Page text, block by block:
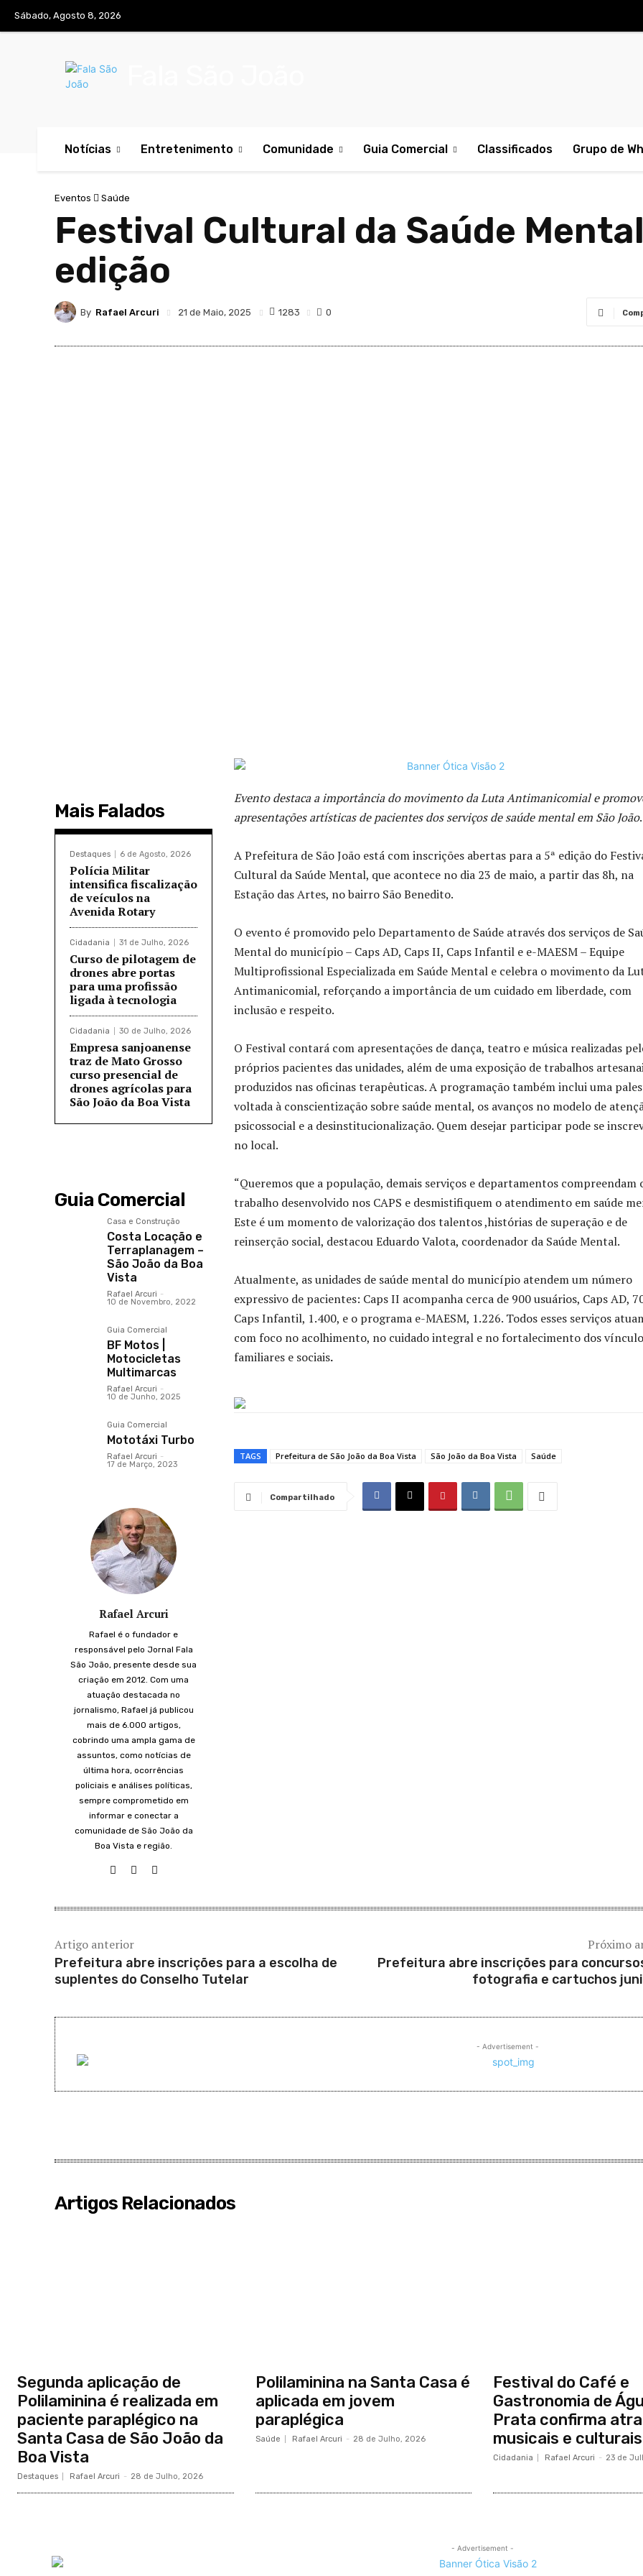
Sábado, Agosto 8, 2026
Notícias Entretenimento Comunidade Guia Comercial Classificados Grupo de
Eventos Saúde
Festival Cultural da Saúde
edição
By Rafael Arcuri 21 de Maio, 2025 1283 0
Mais Falados
Destaques 6 de Agosto, 2026
Polícia Militar
intensifica fiscalização
de veículos na
Avenida Rotary
Cidadania 31 de Julho, 2026
Curso de pilotagem de
drones abre portas
para uma profissão
ligada à tecnologia
Cidadania 30 de Julho, 2026
Empresa sanjoanense
traz de Mato Grosso
curso presencial de
drones agrícolas para
São João da Boa Vista
Guia Comercial
Casa e Construção
Costa Locação e
Terraplanagem –
São João da Boa
Vista
Rafael Arcuri -
10 de Novembro, 2022
Guia Comercial
BF Motos |
Motocicletas
Multimarcas
Rafael Arcuri -
10 de Junho, 2025
Guia Comercial
Mototáxi Turbo
Rafael Arcuri -
17 de Março, 2023
Rafael Arcuri
Rafael é o fundador e
responsável pelo Jornal Fala
São João, presente desde sua
criação em 2012. Com uma
atuação destacada no
jornalismo, Rafael já publicou
mais de 6.000 artigos,
cobrindo uma ampla gama de
assuntos, como notícias de
última hora, ocorrências
policiais e análises políticas,
sempre comprometido em
informar e conectar a
comunidade de São João da
Boa Vista e região.
Evento destaca a importância do movimento da Luta Antimanicomial e
apresentações artísticas de pacientes dos serviços de saúde mental em São João.
A Prefeitura de São João está com inscrições abertas para a 5ª edição do
Cultural da Saúde Mental, que acontece no dia 23 de maio, a partir das 8h, na
Estação das Artes, no bairro São Benedito.
O evento é promovido pelo Departamento de Saúde através dos serviços de
Mental do município – Caps AD, Caps II, Caps Infantil e e-MAESM – Equipe
Multiprofissional Especializada em Saúde Mental e celebra o movimento da
Antimanicomial, reforçando a importância de um cuidado em liberdade, com
inclusão e respeito.
O Festival contará com apresentações de dança, teatro e música realizadas
próprios pacientes das unidades, além de uma exposição de trabalhos
produzidos nas oficinas terapêuticas. A programação também inclui uma
voltada à conscientização sobre saúde mental, os avanços no modelo de
psicossocial e a desinstitucionalização. Quem desejar participar pode se
no local.
“Queremos que a população, demais serviços e departamentos compreendam
trabalho desenvolvido nos CAPS e desmistifiquem o atendimento em saúde
Este é um momento de valorização dos talentos ,histórias de superação e de
reinserção social, destacou Eduardo Valota, coordenador da Saúde Mental.
Atualmente, as unidades de saúde mental do município atendem um número
expressivo de pacientes: Caps II acompanha cerca de 900 usuários, Caps AD,
Caps Infantil, 1.400, e o programa e-MAESM, 1.226. Todos esses serviços
com foco no acolhimento, no cuidado integral e no fortalecimento dos
familiares e sociais.
TAGS Prefeitura de São João da Boa Vista São João da Boa Vista Saúde
Compartilhado
Artigo anterior
Prefeitura abre inscrições para a escolha de
suplentes do Conselho Tutelar
Próximo
Prefeitura abre inscrições para
fotografia e cartuchos
- Advertisement -
Artigos Relacionados
Segunda aplicação de
Polilaminina é realizada em
paciente paraplégico na
Santa Casa de São João da
Boa Vista
Destaques Rafael Arcuri - 28 de Julho, 2026
Polilaminina na Santa Casa é
aplicada em jovem
paraplégica
Saúde Rafael Arcuri - 28 de Julho, 2026
Festival do Café e
Gastronomia de
Prata confirma
musicais e culturais
Cidadania Rafael Arcuri - 23 de
- Advertisement -